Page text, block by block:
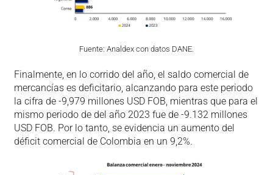
Fuente: Analdex con datos DANE.
Finalmente, en lo corrido del año, el saldo comercial de
mercancías es deficitario, alcanzando para este periodo
la cifra de -9,979 millones USD FOB, mientras que para el
mismo periodo de del año 2023 fue de -9.132 millones
USD FOB. Por lo tanto, se evidencia un aumento del
déficit comercial de Colombia en un 9,2%.